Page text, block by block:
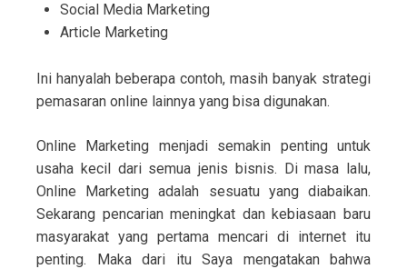
Social Media Marketing
Article Marketing
Ini hanyalah beberapa contoh, masih banyak strategi
pemasaran online lainnya yang bisa digunakan.
Online Marketing menjadi semakin penting untuk
usaha kecil dari semua jenis bisnis. Di masa lalu,
Online Marketing adalah sesuatu yang diabaikan.
Sekarang pencarian meningkat dan kebiasaan baru
masyarakat yang pertama mencari di internet itu
penting. Maka dari itu Saya mengatakan bahwa